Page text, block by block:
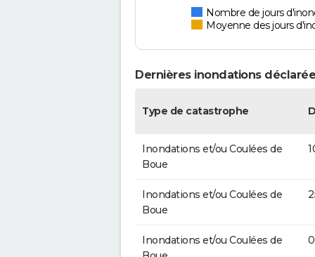
Nombre de jours
Moyenne des jours
Dernières inondations
Type de catastrophe
Inondations et/ou Coulées de
Boue
Inondations et/ou Coulées de
Boue
Inondations et/ou Coulées de